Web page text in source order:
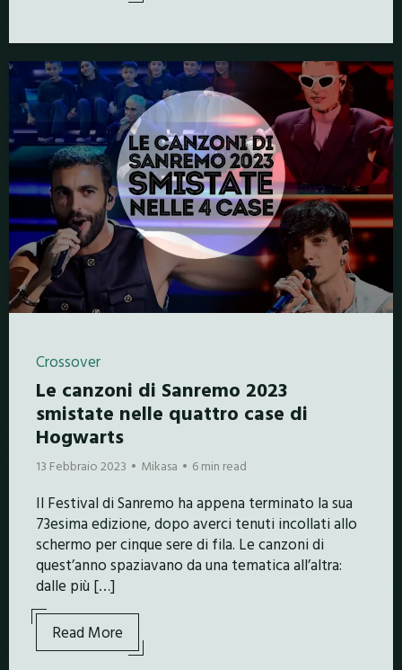
Crossover
Le canzoni di Sanremo 2023
smistate nelle quattro case di
Hogwarts
13 Febbraio 2023 Mikasa 6 min read
Il Festival di Sanremo ha appena terminato la sua
73esima edizione, dopo averci tenuti incollati allo
schermo per cinque sere di fila. Le canzoni di
quest’anno spaziavano da una tematica all’altra:
dalle più […]
Read More